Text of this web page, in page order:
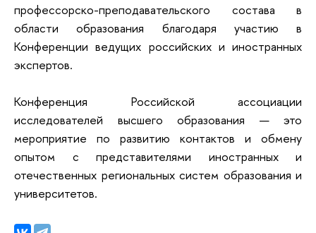
профессорско-преподавательского состава в
области образования благодаря участию в
Конференции ведущих российских и иностранных
экспертов.
Конференция Российской ассоциации
исследователей высшего образования — это
мероприятие по развитию контактов и обмену
опытом с представителями иностранных и
отечественных региональных систем образования и
университетов.